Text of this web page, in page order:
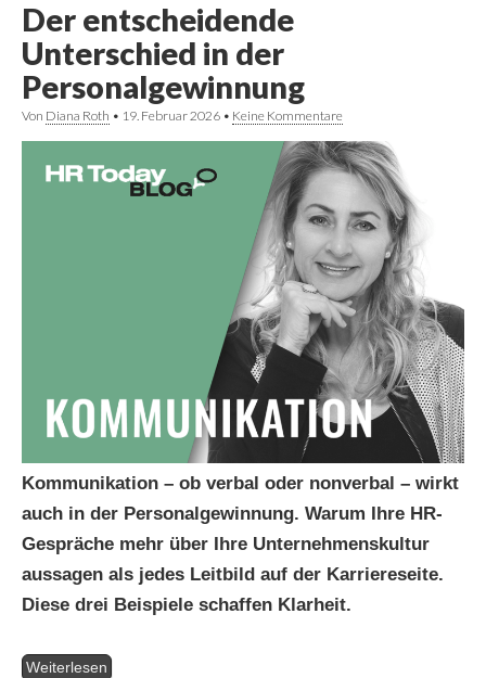
Der entscheidende
Unterschied in der
Personalgewinnung
Von Diana Roth • 19. Februar 2026 • Keine Kommentare
Kommunikation – ob verbal oder nonverbal – wirkt
auch in der Personalgewinnung. Warum Ihre HR-
Gespräche mehr über Ihre Unternehmenskultur
aussagen als jedes Leitbild auf der Karriereseite.
Diese drei Beispiele schaffen Klarheit.
Weiterlesen